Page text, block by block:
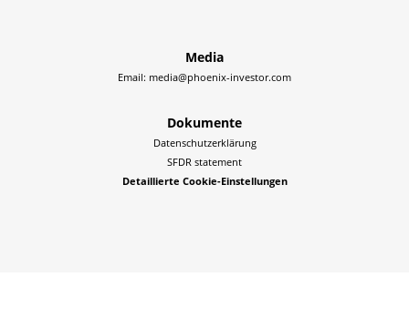
Media
Email: media@phoenix-investor.com
Dokumente
Datenschutzerklärung
SFDR statement
Detaillierte Cookie-Einstellungen